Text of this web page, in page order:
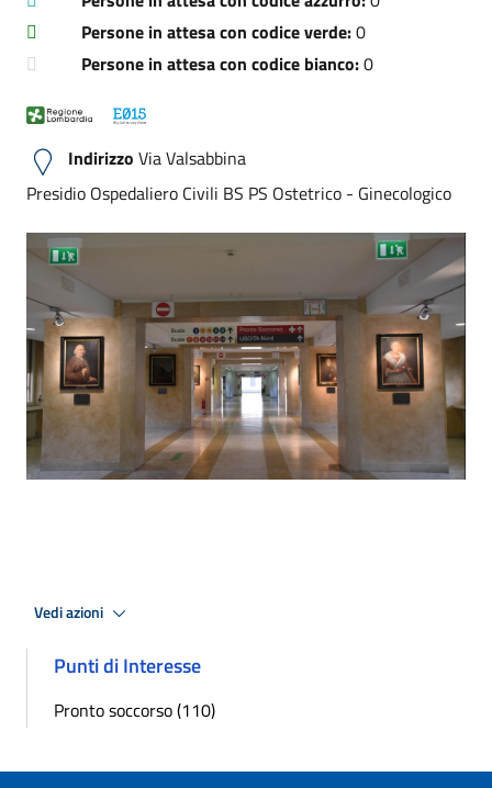
Persone in attesa con codice verde:0
Persone in attesa con codice bianco:0
Indirizzo Via Valsabbina
Presidio Ospedaliero Civili BS PS Ostetrico - Ginecologico
Vedi azioni
Punti di Interesse
Pronto soccorso (110)